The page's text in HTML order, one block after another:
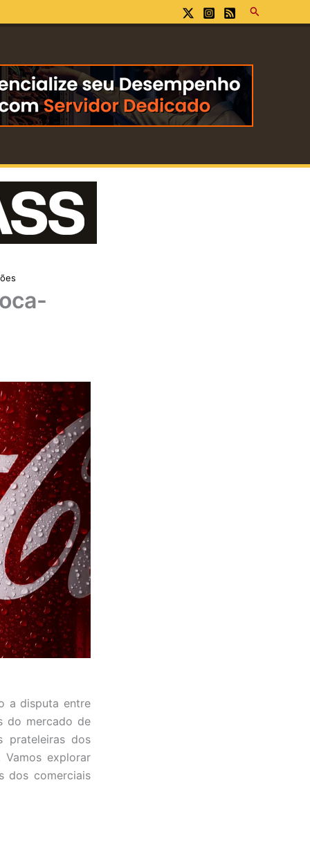
Pesquisar
a disputa entre
do mercado de
prateleiras dos
explorar
dos comerciais